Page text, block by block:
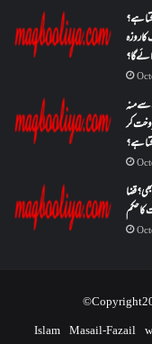
ہے؟
روزہ
گا؟
سے منہ
کر
ہے؟
قضا
حکم
© Copyright
Islam Masail-Fazail